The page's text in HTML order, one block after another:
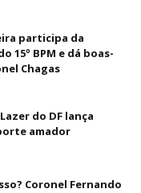
participa da
15º BPM e dá boas-
Chagas
do DF lança
amador
Coronel Fernando